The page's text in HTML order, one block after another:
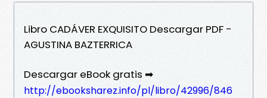
Libro CADÁVER EXQUISITO Descargar PDF -
AGUSTINA BAZTERRICA
Descargar eBook gratis ➡
http://ebooksharez.info/pl/libro/42996/846